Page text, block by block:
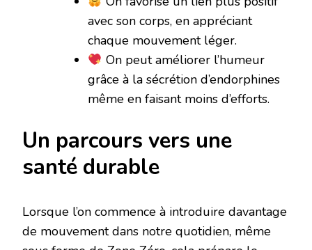
avec son corps, en appréciant
chaque mouvement léger.
On peut améliorer l’humeur
grâce à la sécrétion d’endorphines
même en faisant moins d’efforts.
Un parcours vers une
santé durable
Lorsque l’on commence à introduire davantage
de mouvement dans notre quotidien, même